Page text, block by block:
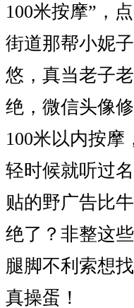
100米按摩”，
街道那帮小妮
悠，真当老子
绝，微信头像
100米以内按
轻时候就听过
贴的野广告比
绝了？非整这
腿脚不利索想
真操蛋！